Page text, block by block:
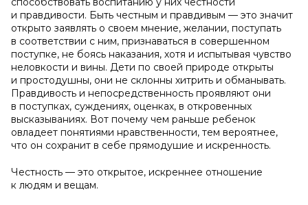
и правдивости. Быть честным и правдивым — это значит
открыто заявлять о своем мнение, желании, поступать
в соответствии с ним, признаваться в совершенном
поступке, не боясь наказания, хотя и испытывая чувство
неловкости и вины. Дети по своей природе открыты
и простодушны, они не склонны хитрить и обманывать.
Правдивость и непосредственность проявляют они
в поступках, суждениях, оценках, в откровенных
высказываниях. Вот почему чем раньше ребенок
овладеет понятиями нравственности, тем вероятнее,
что он сохранит в себе прямодушие и искренность.
Честность — это открытое, искреннее отношение
к людям и вещам.